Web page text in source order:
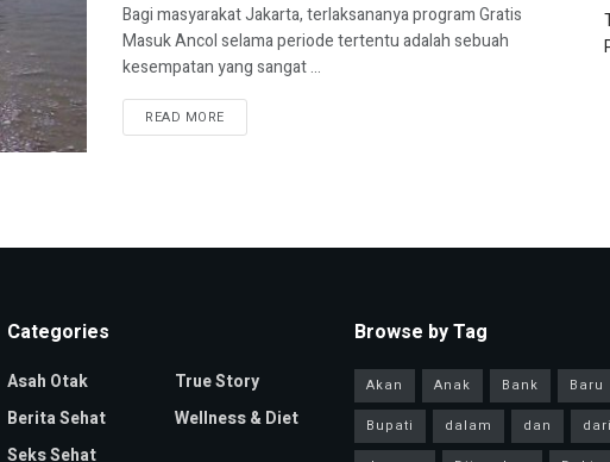
Bagi masyarakat Jakarta, terlaksananya program Gratis
Masuk Ancol selama periode tertentu adalah sebuah
kesempatan yang sangat ...
READ MORE
Categories
Asah Otak
Berita Sehat
Seks Sehat
True Story
Wellness & Diet
Browse by Tag
Akan Anak Bank
Baru
Bupati
dalam dan
dari